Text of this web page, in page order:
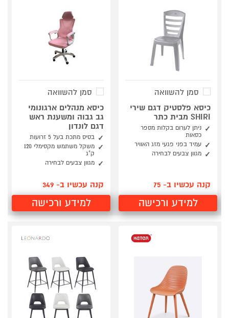
סמן להשוואה
כיסא פלסטיק דגם שירי
SHIRI מבית כתר
ניתן לערום בקלות מספר
כסאות
עמיד בפני פגעי מזג האוויר
מגוון צבעים לבחירה
קנה עכשיו ב- 75
למידע ורכישה
סמן להשוואה
כיסא מנהלים ארגונומי
גב גבוה ומשענת ראש
דגם לונדון
בסיס מתכת בעל 5 זרועות
משקל משתמש מקסימלי 120
ק"ג
מגוון צבעים לבחירה
קנה עכשיו ב- 349
למידע ורכישה